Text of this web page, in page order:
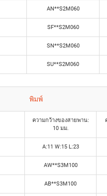
AN**S2M060
SF**S2M060
SN**S2M060
SU**S2M060
พิมพ์
ความกว้างของสายพาน:
10 มม.
A:11 W:15 L:23
AW**S3M100
AB**S3M100